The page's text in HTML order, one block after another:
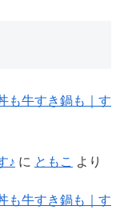
も牛すき鍋も｜す
♪ に ともこ より
も牛すき鍋も｜す